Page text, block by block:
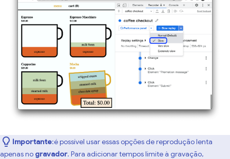
Importante:é possível usar essas opções de reprodução lenta
apenas no gravador. Para adicionar tempos limite à gravação,